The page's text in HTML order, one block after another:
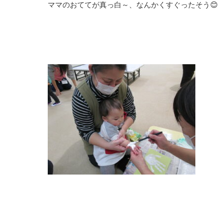
ママのおててが真っ白～、なんかくすぐったそう😊